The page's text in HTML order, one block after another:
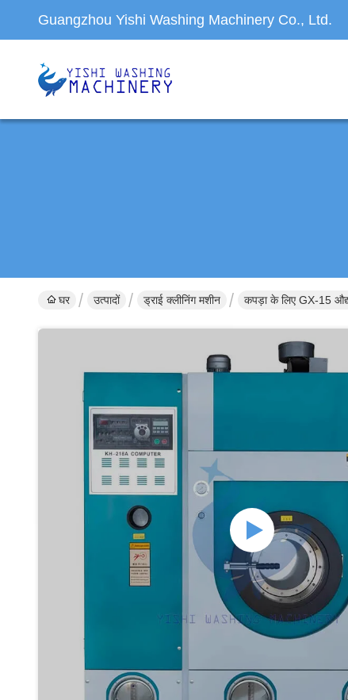
Guangzhou Yishi Washing Machinery Co., Ltd.
घर उत्पादों ड्राई क्लीनिंग मशीन कपड़ा के लिए GX-15